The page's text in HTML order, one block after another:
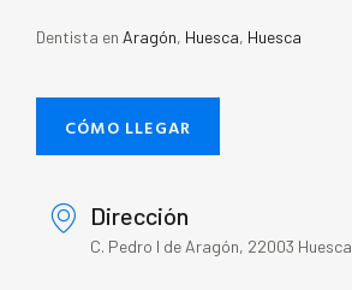
Dentista en Aragón, Huesca, Huesca
CÓMO LLEGAR
Dirección
C. Pedro I de Aragón, 22003 Huesca